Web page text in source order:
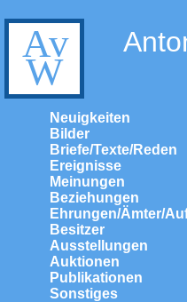
Neuigkeiten
Bilder
Briefe/Texte/Reden
Ereignisse
Meinungen
Beziehungen
Ehrungen/Ämter/
Besitzer
Ausstellungen
Auktionen
Publikationen
Sonstiges